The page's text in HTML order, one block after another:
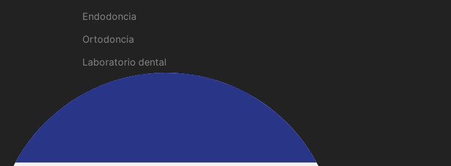
Endodoncia
Ortodoncia
Laboratorio dental